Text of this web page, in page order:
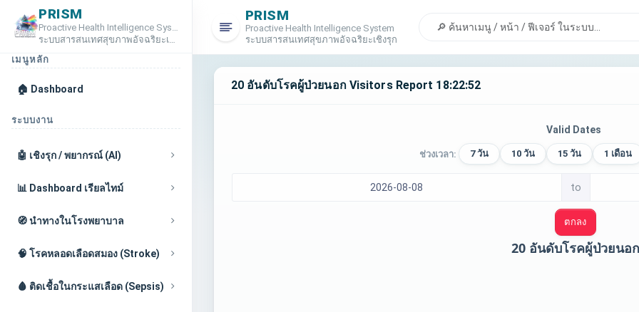
PRISM
Proactive Health Intelligence System
ระบบสารสนเทศสุขภาพอัจฉริยะเชิงรุก
PRISM
Proactive Health Intelligence System
ระบบสารสนเทศสุขภาพอัจฉริยะเชิงรุก
เมนูหลัก
🏠 Dashboard
ระบบงาน
🤖 เชิงรุก / พยากรณ์ (AI)
📊 Dashboard เรียลไทม์
🧭 นำทางในโรงพยาบาล
🧠 โรคหลอดเลือดสมอง (Stroke)
🩸 ติดเชื้อในกระแสเลือด (Sepsis)
20 อันดับโรคผู้ป่วยนอก Visitors Report 18:22:52
Valid Dates
ช่วงเวลา: 7 วัน 10 วัน 15 วัน 1 เดือน
to
ตกลง
20 อันดับโรคผู้ป่วยนอก